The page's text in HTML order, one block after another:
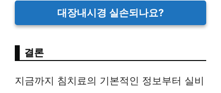
대장내시경 실손되나요?
결론
지금까지 침치료의 기본적인 정보부터 실비